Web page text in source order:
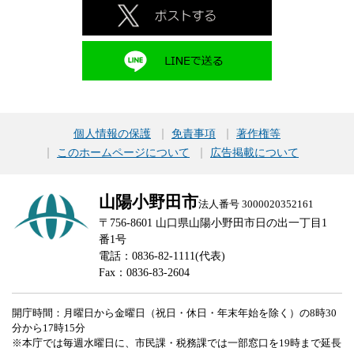
個人情報の保護 免責事項
著作権等
このホームページについて
広告掲載について
山陽小野田市法人番号 3000020352161
〒756-8601 山口県山陽小野田市日の出一丁目1
番1号
電話：0836-82-1111(代表)
Fax：0836-83-2604
開庁時間：月曜日から金曜日（祝日・休日・年末年始を除く）の8時30
分から17時15分
※本庁では毎週水曜日に、市民課・税務課では一部窓口を19時まで延長